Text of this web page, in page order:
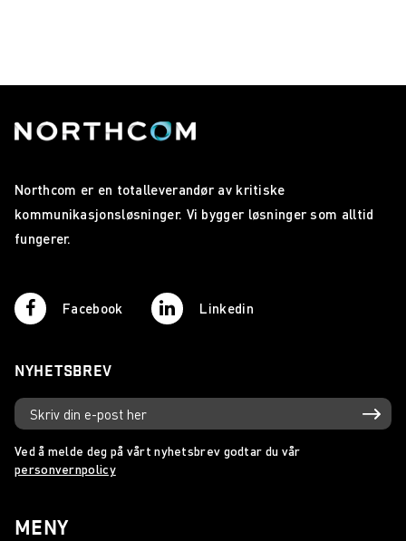
Northcom er en totalleverandør av kritiske
kommunikasjonsløsninger. Vi bygger løsninger som alltid
fungerer.
Facebook Linkedin
NYHETSBREV
Ved å melde deg på vårt nyhetsbrev godtar du vår
personvernpolicy
MENY